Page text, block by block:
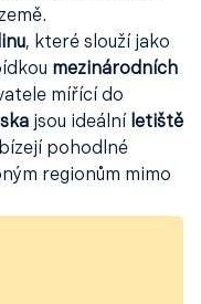
, které slouží jako
mezinárodních
mířící do
jsou ideální letiště
pohodlné
regionům mimo